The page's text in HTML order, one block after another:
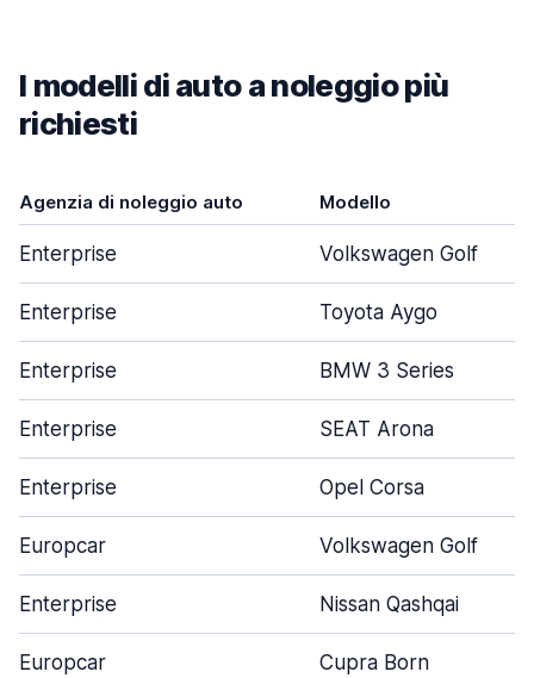
I modelli di auto a noleggio più
richiesti
Agenzia di noleggio auto Modello
Enterprise Volkswagen Golf
Enterprise Toyota Aygo
Enterprise BMW 3 Series
Enterprise SEAT Arona
Enterprise Opel Corsa
Europcar Volkswagen Golf
Enterprise Nissan Qashqai
Europcar Cupra Born